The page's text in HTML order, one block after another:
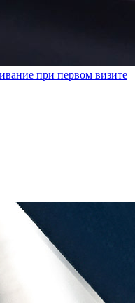
при первом визите